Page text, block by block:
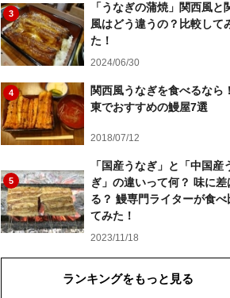
3
「うなぎの蒲焼」関西風と
風はどう違うの？比較して
た！
2024/06/30
4
関西風うなぎを食べるなら
東でおすすめの鰻屋7選
2018/07/12
5
「国産うなぎ」と「中国産
ぎ」の違いって何？ 味に差
る？ 鰻専門ライターが食べ
てみた！
2023/11/18
ランキングをもっと見る